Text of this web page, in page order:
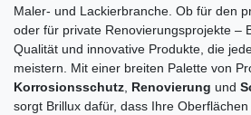
Maler- und Lackierbranche. Ob für den
oder für private Renovierungsprojekte –
Qualität und innovative Produkte, die
meistern. Mit einer breiten Palette von
Korrosionsschutz Renovierung und
sorgt Brillux dafür, dass Ihre